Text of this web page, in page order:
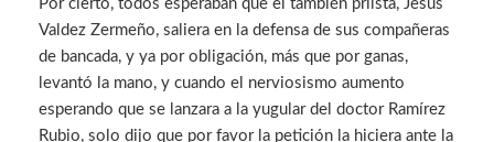
Por cierto, todos esperaban que el también priísta, Jesús
Valdez Zermeño, saliera en la defensa de sus compañeras
de bancada, y ya por obligación, más que por ganas,
levantó la mano, y cuando el nerviosismo aumento
esperando que se lanzara a la yugular del doctor Ramírez
Rubio, solo dijo que por favor la petición la hiciera ante la